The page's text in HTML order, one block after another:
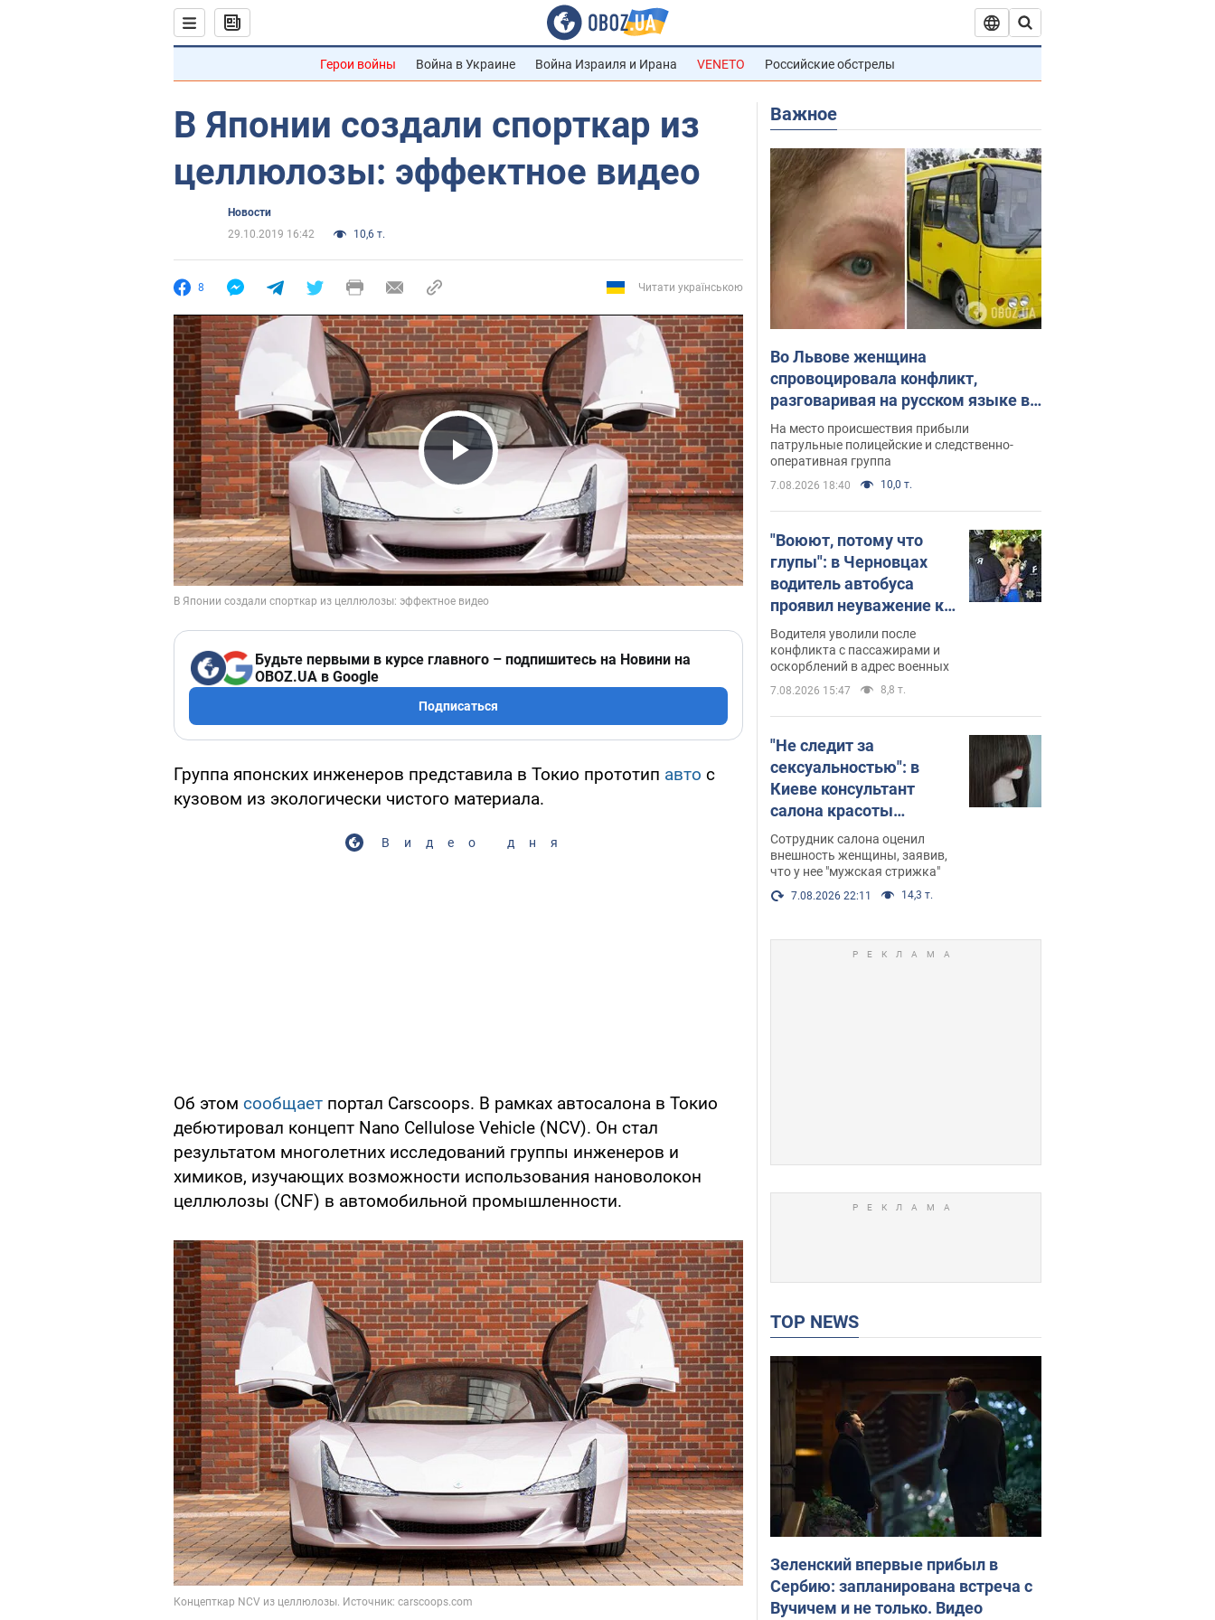
Герои войны Война в Украине Война Израиля и Ирана VENETO Российские обстрелы
В Японии создали спорткар из
целлюлозы: эффектное видео
Новости
29.10.2019 16:42
10,6 т.
8 Читати українською
Play Video
Будьте первыми в курсе главного – подпишитесь на Новини на
OBOZ.UA в Google
Подписаться
Группа японских инженеров представила в Токио прототип авто с
кузовом из экологически чистого материала.
Видео дня
Об этом сообщает портал Carscoops. В рамках автосалона в Токио
дебютировал концепт Nano Cellulose Vehicle (NCV). Он стал
результатом многолетних исследований группы инженеров и
химиков, изучающих возможности использования нановолокон
целлюлозы (CNF) в автомобильной промышленности.
Важное
Во Львове женщина
спровоцировала конфликт,
разговаривая на русском языке в
маршрутке: полиция составила
административный протокол.
Видео
На место происшествия прибыли
патрульные полицейские и следственно-
оперативная группа
7.08.2026 18:40 10,0 т.
"Воюют, потому что
глупы": в Черновцах
водитель автобуса
проявил неуважение к
украинским военным и
поплатился за это.
Видео
Водителя уволили после
конфликта с пассажирами и
оскорблений в адрес военных
7.08.2026 15:47 8,8 т.
"Не следит за
сексуальностью": в
Киеве консультант
салона красоты
оскорбил женщину
после химиотерапии,
разгорелся скандал.
Фото
Сотрудник салона оценил
внешность женщины, заявив,
что у нее "мужская стрижка"
7.08.2026 22:11 14,3 т.
TOP NEWS
Зеленский впервые прибыл в
Сербию: запланирована встреча с
Вучичем и не только. Видео